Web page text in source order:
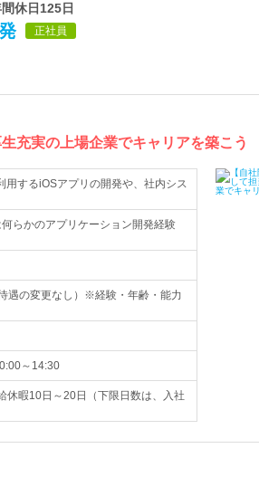
休日125日
正社員
充実の上場企業でキャリアを築こう
するiOSアプリの開発や、社内シス
らかのアプリケーション開発経験
遇の変更なし）※経験・年齢・能力
～14:30
暇10日～20日（下限日数は、入社